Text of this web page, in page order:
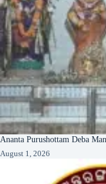
Ananta Purushottam Deba
August 1, 2026